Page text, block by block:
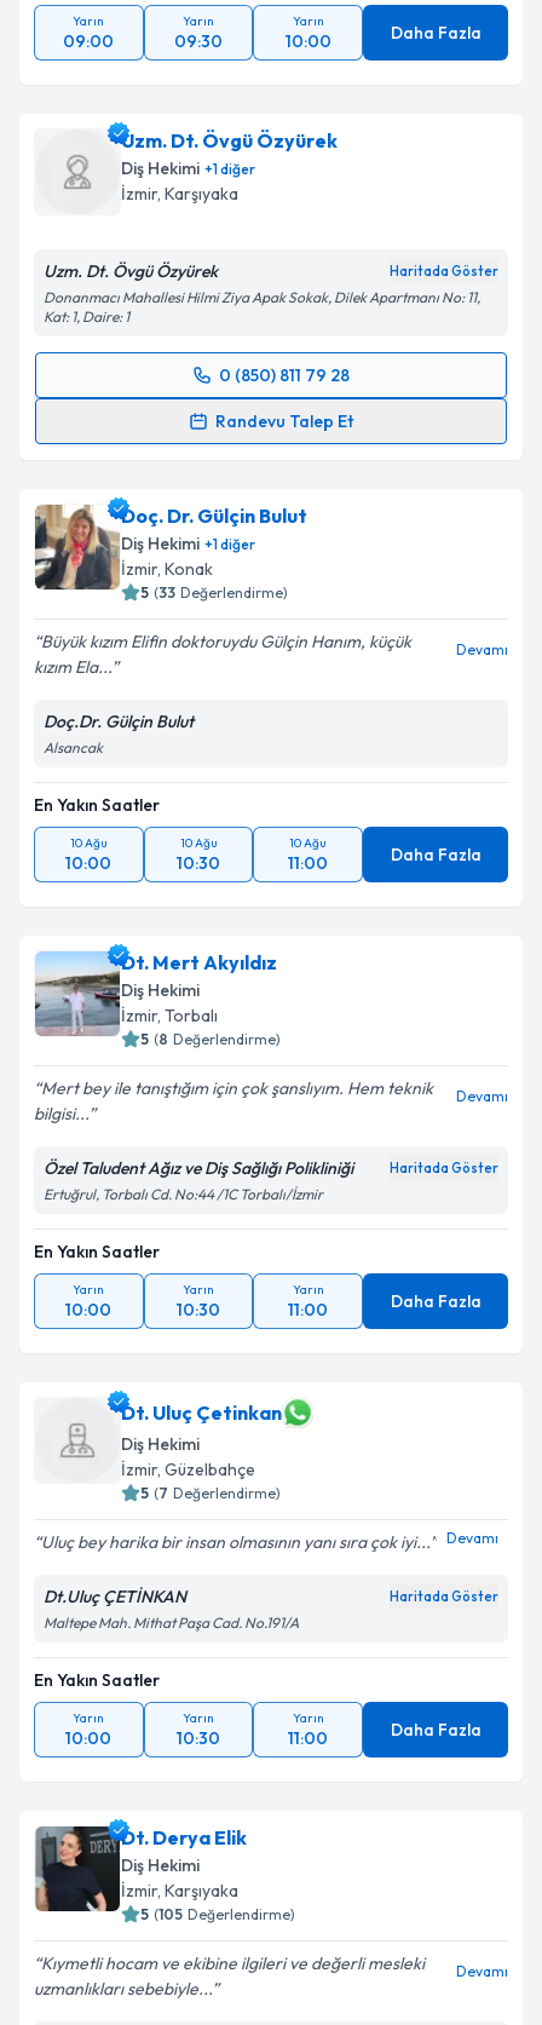
Yarın
09:00
Yarın
09:30
Yarın
10:00 Daha Fazla
Uzm. Dt. Övgü Özyürek
Diş Hekimi +1diğer
İzmir, Karşıyaka
Uzm. Dt. Övgü Özyürek Haritada Göster
Donanmacı Mahallesi Hilmi Ziya Apak Sokak, Dilek Apartmanı No: 11,
Kat: 1, Daire: 1
0 (850) 811 79 28
Randevu Talep Et
Randevu Takvimi Talebi
takvim hazırlandığında e-posta ile bilgilendireceğiz.
E-posta Adresiniz
kapsamda işlenmesini kabul ediyorum.
Doç. Dr. Gülçin Bulut
Diş Hekimi +1diğer
İzmir, Konak
5 (33 Değerlendirme)
Büyük kızım Elifin doktoruydu Gülçin Hanım, küçük
kızım Ela...
Devamı
Doç.Dr. Gülçin Bulut
Alsancak
En Yakın Saatler
10 Ağu
10:00
10 Ağu
10:30
10 Ağu
11:00 Daha Fazla
Dt. Mert Akyıldız
Diş Hekimi
İzmir, Torbalı
5 (8 Değerlendirme)
Mert bey ile tanıştığım için çok şanslıyım. Hem teknik
bilgisi...
Devamı
Özel Taludent Ağız ve Diş Sağlığı Polikliniği Haritada Göster
Ertuğrul, Torbalı Cd. No:44 /1C Torbalı/İzmir
En Yakın Saatler
Yarın
10:00
Yarın
10:30
Yarın
11:00 Daha Fazla
Dt. Uluç Çetinkan
Diş Hekimi
İzmir, Güzelbahçe
5 (7 Değerlendirme)
Uluç bey harika bir insan olmasının yanı sıra çok iyi... Devamı
Dt.Uluç ÇETİNKAN Haritada Göster
Maltepe Mah. Mithat Paşa Cad. No.191/A
En Yakın Saatler
Yarın
10:00
Yarın
10:30
Yarın
11:00 Daha Fazla
Dt. Derya Elik
Diş Hekimi
İzmir, Karşıyaka
5 (105 Değerlendirme)
Kıymetli hocam ve ekibine ilgileri ve değerli mesleki
uzmanlıkları sebebiyle...
Devamı